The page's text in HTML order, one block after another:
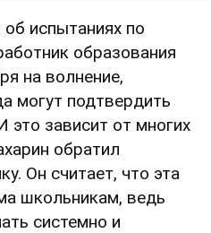
испытаниях по
образования
на волнение,
могут подтвердить
это зависит от многих
обратил
Он считает, что эта
школьникам, ведь
системно и